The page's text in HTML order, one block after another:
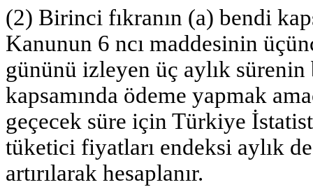
(2) Birinci fıkranın (a) bendi
Kanunun 6 ncı maddesinin
gününü izleyen üç aylık
kapsamında ödeme yapmak
geçecek süre için Türkiye
tüketici fiyatları endeksi aylık
artırılarak hesaplanır.